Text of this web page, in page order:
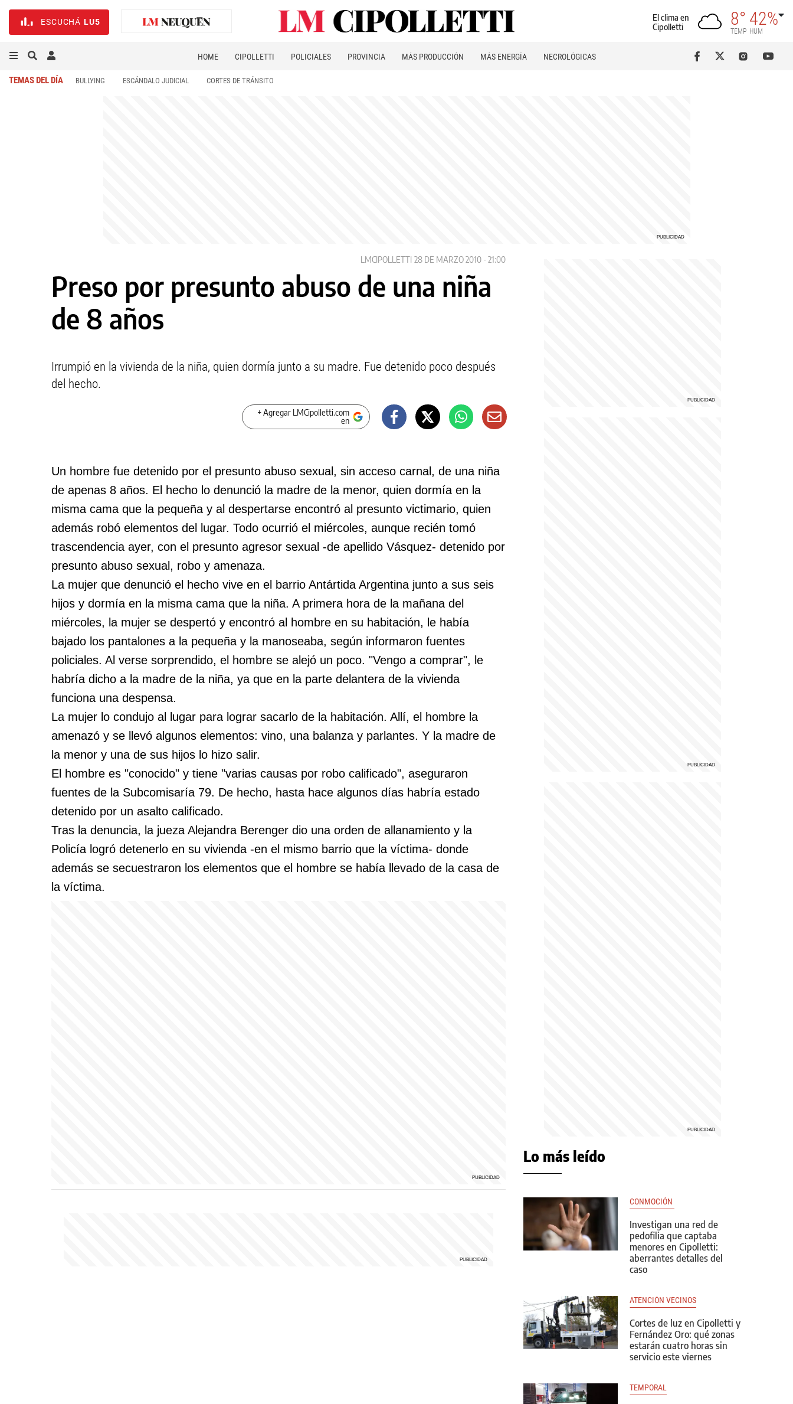
ESCUCHÁ LU5
El clima en
Cipolletti
8°
TEMP
42%
HUM
HOME CIPOLLETTI POLICIALES PROVINCIA MÁS PRODUCCIÓN MÁS ENERGÍA NECROLÓGICAS
TEMAS DEL DÍA BULLYING ESCÁNDALO JUDICIAL CORTES DE TRÁNSITO
LMCIPOLLETTI 28 DE MARZO 2010 - 21:00
Preso por presunto abuso de una niña
de 8 años
Irrumpió en la vivienda de la niña, quien dormía junto a su madre. Fue detenido poco después
del hecho.
+ Agregar LMCipolletti.com
en
Un hombre fue detenido por el presunto abuso sexual, sin acceso carnal, de una niña
de apenas 8 años. El hecho lo denunció la madre de la menor, quien dormía en la
misma cama que la pequeña y al despertarse encontró al presunto victimario, quien
además robó elementos del lugar. Todo ocurrió el miércoles, aunque recién tomó
trascendencia ayer, con el presunto agresor sexual -de apellido Vásquez- detenido por
presunto abuso sexual, robo y amenaza.
La mujer que denunció el hecho vive en el barrio Antártida Argentina junto a sus seis
hijos y dormía en la misma cama que la niña. A primera hora de la mañana del
miércoles, la mujer se despertó y encontró al hombre en su habitación, le había
bajado los pantalones a la pequeña y la manoseaba, según informaron fuentes
policiales. Al verse sorprendido, el hombre se alejó un poco. "Vengo a comprar", le
habría dicho a la madre de la niña, ya que en la parte delantera de la vivienda
funciona una despensa.
La mujer lo condujo al lugar para lograr sacarlo de la habitación. Allí, el hombre la
amenazó y se llevó algunos elementos: vino, una balanza y parlantes. Y la madre de
la menor y una de sus hijos lo hizo salir.
El hombre es "conocido" y tiene "varias causas por robo calificado", aseguraron
fuentes de la Subcomisaría 79. De hecho, hasta hace algunos días habría estado
detenido por un asalto calificado.
Tras la denuncia, la jueza Alejandra Berenger dio una orden de allanamiento y la
Policía logró detenerlo en su vivienda -en el mismo barrio que la víctima- donde
además se secuestraron los elementos que el hombre se había llevado de la casa de
la víctima.
Lo más leído
CONMOCIÓN
Investigan una red de
pedofilia que captaba
menores en Cipolletti:
aberrantes detalles del
caso
ATENCIÓN VECINOS
Cortes de luz en Cipolletti y
Fernández Oro: qué zonas
estarán cuatro horas sin
servicio este viernes
TEMPORAL